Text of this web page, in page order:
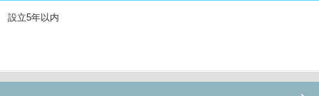
設立5年以内